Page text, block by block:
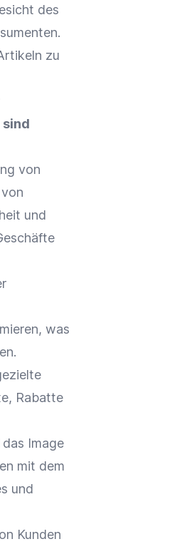
des
zu
sind
von
und
was
, Rabatte
Image
mit dem
und
Kunden